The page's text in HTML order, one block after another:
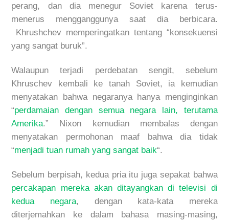
perang, dan dia menegur Soviet karena terus-
menerus mengganggunya saat dia berbicara.
Khrushchev memperingatkan tentang “konsekuensi
yang sangat buruk”.
Walaupun terjadi perdebatan sengit, sebelum
Khruschev kembali ke tanah Soviet, ia kemudian
menyatakan bahwa negaranya hanya menginginkan
“perdamaian dengan semua negara lain, terutama
Amerika.” Nixon kemudian membalas dengan
menyatakan permohonan maaf bahwa dia tidak
“menjadi tuan rumah yang sangat baik“.
Sebelum berpisah, kedua pria itu juga sepakat bahwa
percakapan mereka akan ditayangkan di televisi di
kedua negara, dengan kata-kata mereka
diterjemahkan ke dalam bahasa masing-masing,